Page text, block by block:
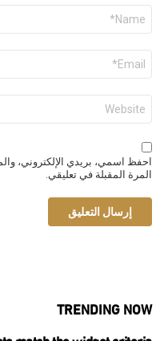
البريد
الإلكتروني
*
الموقع
الإلكتروني
احفظ اسمي، بريدي الإلكتروني،
المرة المقبلة في تعليقي.
TRENDING NOW